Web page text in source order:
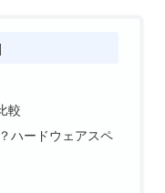
較
ハードウェアスペ